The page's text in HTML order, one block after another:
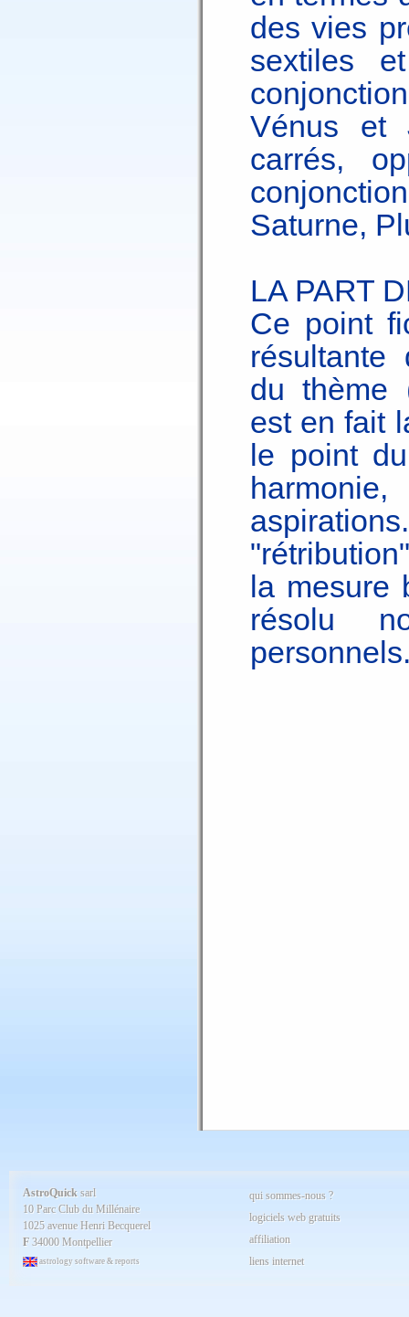
des vies
sextiles
Vénus
carrés,
Saturne,
LA PART
Ce point
résultante
du thème
est en fait
le point
la mesure
résolu
AstroQuick sarl
10 Parc Club du Millénaire
1025 avenue Henri Becquerel
F34000 Montpellier
astrology software & reports
qui sommes-nous ?
logiciels web gratuits
affiliation
liens internet